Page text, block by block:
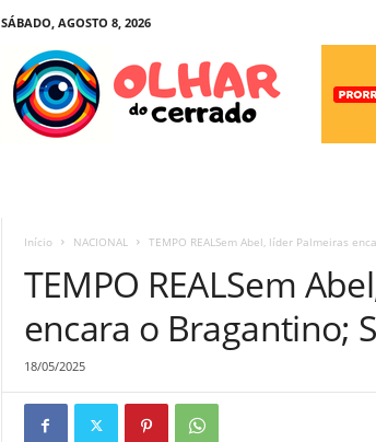
SÁBADO, AGOSTO 8, 2026
Início NACIONAL TEMPO REALSem Abel, líder Palmeiras
TEMPO REALSem
encara o Bragantino;
18/05/2025